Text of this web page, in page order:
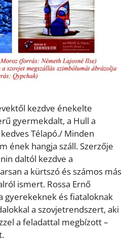
kezdve énekelte
gyermekdalt, a Hull a
Télapó./ Minden
ének hangja száll. Szerzője
daltól kezdve a
a kürtszó és számos más
ismert. Rossa Ernő
gyerekeknek és fiataloknak
a szovjetrendszert, aki
a feladattal megbízott –